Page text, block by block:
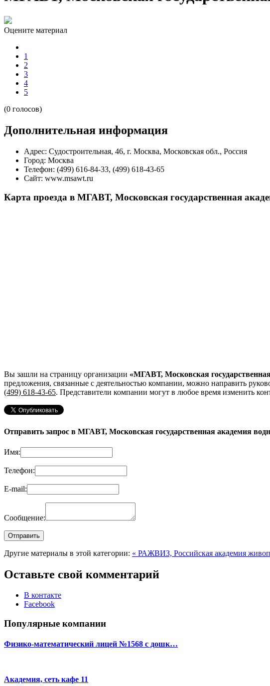
Оцените материал
1
2
3
4
5
(0 голосов)
Дополнительная информация
Адрес: Судостроительная, 46, г. Москва, Московская обл., Россия
Город: Москва
Телефон: (499) 616-84-33, (499) 618-43-65
Сайт: www.msawt.ru
Карта проезда в МГАВТ, Московская государственная
Вы зашли на страницу организации «МГАВТ, Московская
предложения, связанные с деятельностью компании, можно направить
(499) 618-43-65. Представители компании могут в любое время изменить
Отправить запрос в МГАВТ, Московская государственная академия
Имя:
Телефон:
E-mail:
Сообщение:
Другие материалы в этой категории: « РАЖВИЗ, Российская академия
Оставьте свой комментарий
В контакте
Facebook
Популярные компании
Физико-математический лицей №1568 с дошк…
Академия, сеть кафе 11